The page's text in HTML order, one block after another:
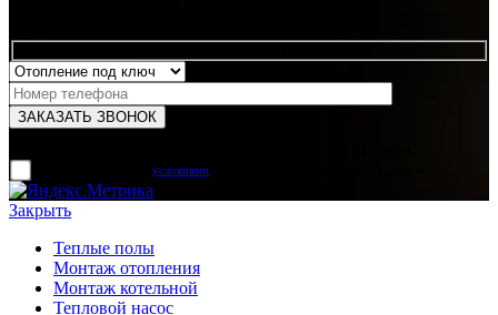
условиями
Закрыть
Теплые полы
Монтаж отопления
Монтаж котельной
Тепловой насос